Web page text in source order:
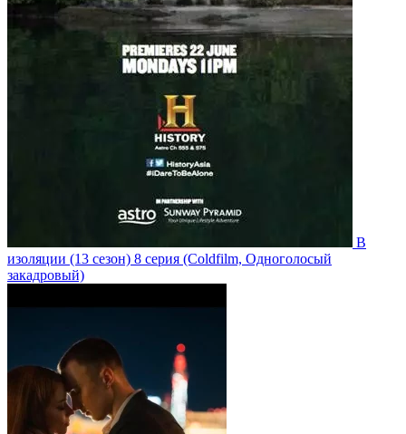
В
изоляции (13 сезон) 8 серия (Coldfilm, Одноголосый
закадровый)